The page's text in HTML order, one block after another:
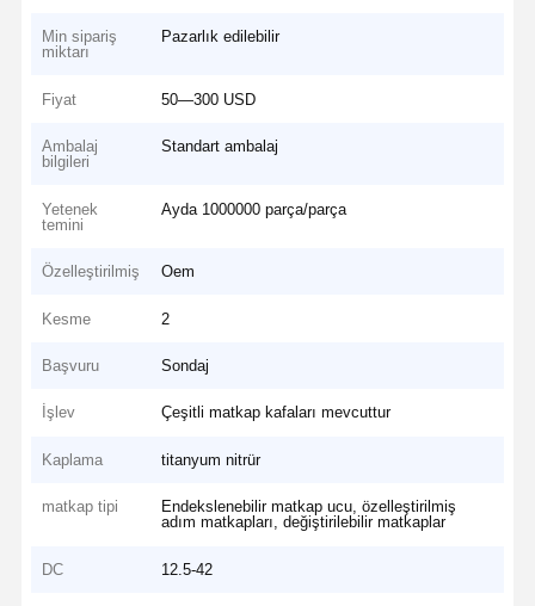
Min sipariş
miktarı
Pazarlık edilebilir
Fiyat 50—300 USD
Ambalaj
bilgileri
Standart ambalaj
Yetenek
temini
Ayda 1000000 parça/parça
Özelleştirilmiş Oem
Kesme 2
Başvuru Sondaj
İşlev Çeşitli matkap kafaları mevcuttur
Kaplama titanyum nitrür
matkap tipi
Endekslenebilir matkap ucu, özelleştirilmiş
adım matkapları, değiştirilebilir matkaplar
DC 12.5-42